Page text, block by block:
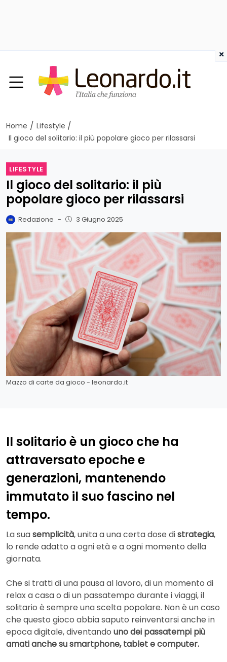
Home / Lifestyle /
Il gioco del solitario: il più popolare gioco per rilassarsi
LIFESTYLE
Il gioco del solitario: il più
popolare gioco per rilassarsi
Redazione - 3 Giugno 2025
Mazzo di carte da gioco - leonardo.it
Il solitario è un gioco che ha
attraversato epoche e
generazioni, mantenendo
immutato il suo fascino nel
tempo.
La suasemplicità, unita a una certa dose distrategia,
lo rende adatto a ogni età e a ogni momento della
giornata.
Che si tratti di una pausa al lavoro, di un momento di
relax a casa o di un passatempo durante i viaggi, il
solitario è sempre una scelta popolare. Non è un caso
che questo gioco abbia saputo reinventarsi anche in
epoca digitale, diventando uno dei passatempi più
amati anche su smartphone, tablet e computer.
×